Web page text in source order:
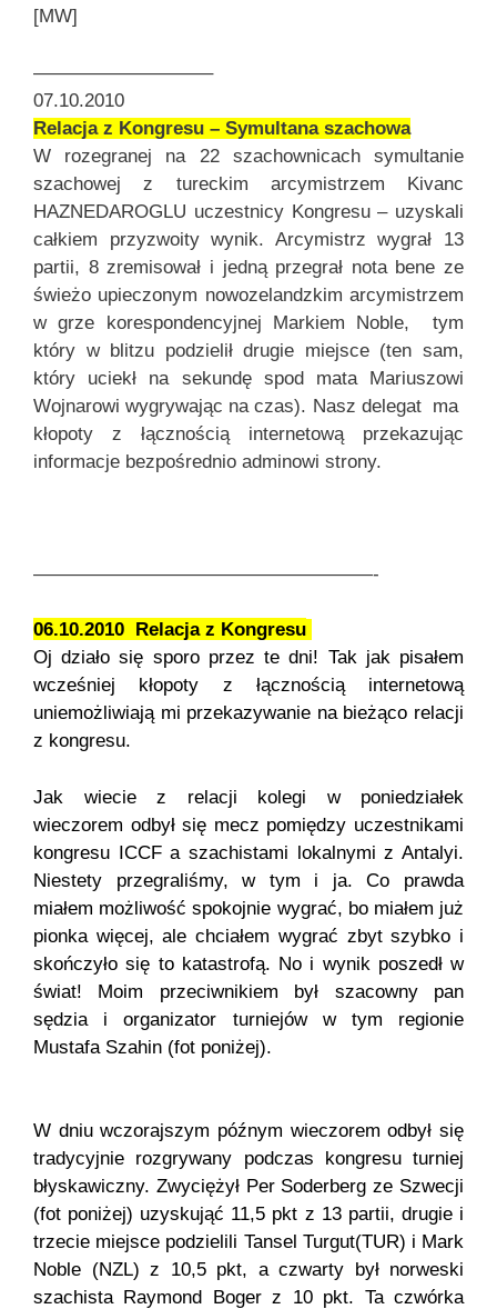
[MW]
—————————–
07.10.2010
Relacja z Kongresu – Symultana szachowa
W rozegranej na 22 szachownicach symultanie
szachowej z tureckim arcymistrzem Kivanc
HAZNEDAROGLU uczestnicy Kongresu – uzyskali
całkiem przyzwoity wynik. Arcymistrz wygrał 13
partii, 8 zremisował i jedną przegrał nota bene ze
świeżo upieczonym nowozelandzkim arcymistrzem
w grze korespondencyjnej Markiem Noble, tym
który w blitzu podzielił drugie miejsce (ten sam,
który uciekł na sekundę spod mata Mariuszowi
Wojnarowi wygrywając na czas). Nasz delegat ma
kłopoty z łącznością internetową przekazując
informacje bezpośrednio adminowi strony.
——————————————————-
06.10.2010 Relacja z Kongresu
Oj działo się sporo przez te dni! Tak jak pisałem
wcześniej kłopoty z łącznością internetową
uniemożliwiają mi przekazywanie na bieżąco relacji
z kongresu.
Jak wiecie z relacji kolegi w poniedziałek
wieczorem odbył się mecz pomiędzy uczestnikami
kongresu ICCF a szachistami lokalnymi z Antalyi.
Niestety przegraliśmy, w tym i ja. Co prawda
miałem możliwość spokojnie wygrać, bo miałem już
pionka więcej, ale chciałem wygrać zbyt szybko i
skończyło się to katastrofą. No i wynik poszedł w
świat! Moim przeciwnikiem był szacowny pan
sędzia i organizator turniejów w tym regionie
Mustafa Szahin (fot poniżej).
W dniu wczorajszym późnym wieczorem odbył się
tradycyjnie rozgrywany podczas kongresu turniej
błyskawiczny. Zwyciężył Per Soderberg ze Szwecji
(fot poniżej) uzyskująć 11,5 pkt z 13 partii, drugie i
trzecie miejsce podzielili Tansel Turgut(TUR) i Mark
Noble (NZL) z 10,5 pkt, a czwarty był norweski
szachista Raymond Boger z 10 pkt. Ta czwórka